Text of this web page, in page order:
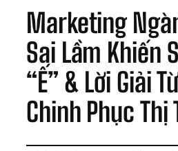
Marketing
Sai Lầm Khiến
“Ế” & Lời Giải
Chinh Phục Thị